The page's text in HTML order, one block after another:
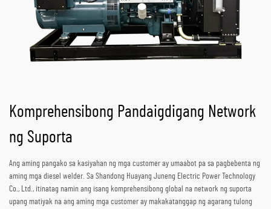
Komprehensibong Pandaigdigang Network
ng Suporta
Ang aming pangako sa kasiyahan ng mga customer ay umaabot pa sa pagbebenta ng
aming mga diesel welder. Sa Shandong Huayang Juneng Electric Power Technology
Co., Ltd., itinatag namin ang isang komprehensibong global na network ng suporta
upang matiyak na ang aming mga customer ay makakatanggap ng agarang tulong